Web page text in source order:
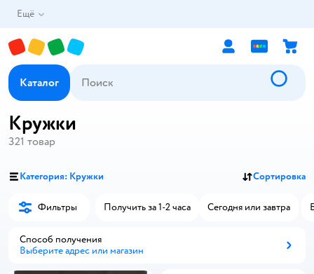
Ещё
Каталог
Кружки
321 товар
Категория: Кружки Сортировка
Фильтры Получить за 1-2 часа Сегодня или завтра
Способ получения
Выберите адрес или магазин